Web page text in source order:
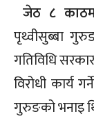
जेठ ८
पृथ्वीसुब्बा
गतिविधि
विरोधी कार्य
गुरुङको भनाइ